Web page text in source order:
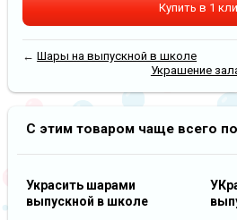
Купить в 1
←Шары на выпускной в школе
Украшение
С этим товаром чаще всего
Украсить шарами
выпускной в школе